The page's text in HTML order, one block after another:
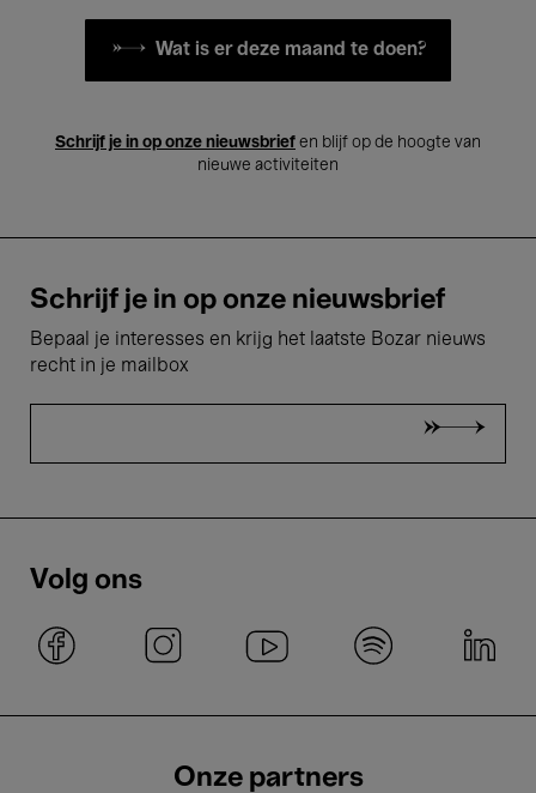
Wat is er deze maand te doen?
Schrijf je in op onze nieuwsbrief en blijf op de hoogte van
nieuwe activiteiten
Schrijf je in op onze nieuwsbrief
Bepaal je interesses en krijg het laatste Bozar nieuws
recht in je mailbox
Volg ons
Onze partners